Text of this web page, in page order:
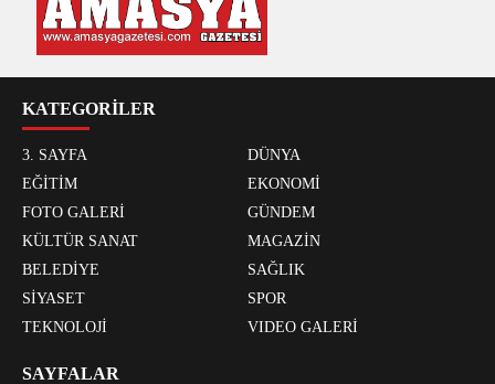
KATEGORİLER
3. SAYFA
DÜNYA
EĞİTİM
EKONOMİ
FOTO GALERİ
GÜNDEM
KÜLTÜR SANAT
MAGAZİN
BELEDİYE
SAĞLIK
SİYASET
SPOR
TEKNOLOJİ
VIDEO GALERİ
SAYFALAR